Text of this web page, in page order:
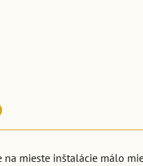
mieste inštalácie málo